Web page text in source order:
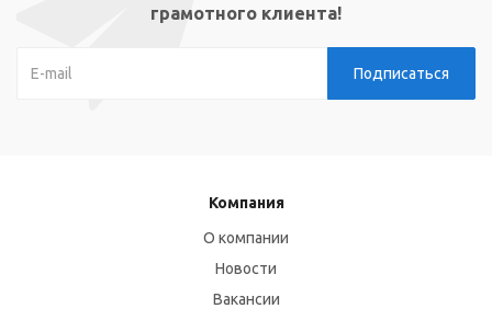
грамотного клиента!
Компания
О компании
Новости
Вакансии